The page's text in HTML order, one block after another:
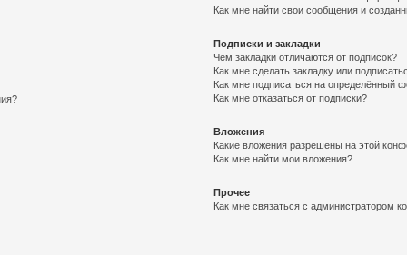
Как мне найти свои сообщения и
Подписки и закладки
Чем закладки отличаются от подписок?
Как мне сделать закладку или
Как мне подписаться на определённый
Как мне отказаться от подписки?
Вложения
Какие вложения разрешены на этой
Как мне найти мои вложения?
Прочее
Как мне связаться с администратором